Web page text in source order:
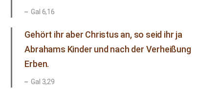
Gal 6,16
Gehört ihr aber Christus an, so seid ihr ja
Abrahams Kinder und nach der Verheißung
Erben.
Gal 3,29